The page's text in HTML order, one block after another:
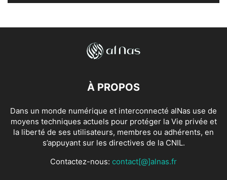
À PROPOS
Dans un monde numérique et interconnecté alNas use de
moyens techniques actuels pour protéger la Vie privée et
la liberté de ses utilisateurs, membres ou adhérents, en
s’appuyant sur les directives de la CNIL.
Contactez-nous: contact[@]alnas.fr